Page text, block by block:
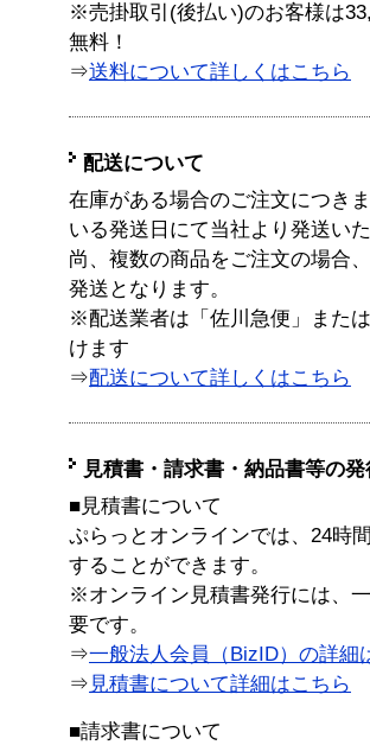
※売掛取引(後払い)のお客様は
無料！
⇒送料について詳しくはこちら
配送について
在庫がある場合のご注文につき
いる発送日にて当社より発送い
尚、複数の商品をご注文の場合
発送となります。
※配送業者は「佐川急便」また
けます
⇒配送について詳しくはこちら
見積書・請求書・納品書等の
■見積書について
ぷらっとオンラインでは、24時
することができます。
※オンライン見積書発行には、
要です。
⇒一般法人会員（BizID）の詳細
⇒ 見積書について詳細はこちら
■請求書について